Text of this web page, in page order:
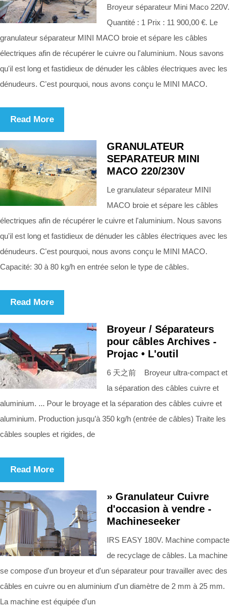
Broyeur séparateur Mini Maco 220V.
Quantité : 1 Prix : 11 900,00 €. Le
granulateur séparateur MINI MACO broie et sépare les câbles
électriques afin de récupérer le cuivre ou l'aluminium. Nous savons
qu'il est long et fastidieux de dénuder les câbles électriques avec les
dénudeurs. C'est pourquoi, nous avons conçu le MINI MACO.
Read More
GRANULATEUR
SEPARATEUR MINI
MACO 220/230V
Le granulateur séparateur MINI
MACO broie et sépare les câbles
électriques afin de récupérer le cuivre et l'aluminium. Nous savons
qu'il est long et fastidieux de dénuder les câbles électriques avec les
dénudeurs. C'est pourquoi, nous avons conçu le MINI MACO.
Capacité: 30 à 80 kg/h en entrée selon le type de câbles.
Read More
Broyeur / Séparateurs
pour câbles Archives -
Projac • L'outil
6 天之前 Broyeur ultra-compact et
la séparation des câbles cuivre et
aluminium. ... Pour le broyage et la séparation des câbles cuivre et
aluminium. Production jusqu’à 350 kg/h (entrée de câbles) Traite les
câbles souples et rigides, de
Read More
» Granulateur Cuivre
d'occasion à vendre -
Machineseeker
IRS EASY 180V. Machine compacte
de recyclage de câbles. La machine
se compose d'un broyeur et d'un séparateur pour travailler avec des
câbles en cuivre ou en aluminium d'un diamètre de 2 mm à 25 mm.
La machine est équipée d'un